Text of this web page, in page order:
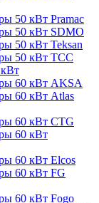
50 кВт Pramac
50 кВт SDMO
50 кВт Teksan
50 кВт ТСС
60 кВт AKSA
60 кВт Atlas
60 кВт CTG
60 кВт
60 кВт Elcos
60 кВт FG
60 кВт Fogo